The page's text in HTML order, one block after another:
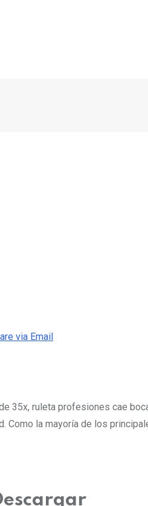
via Email
35x, ruleta profesiones cae
la mayoría de los